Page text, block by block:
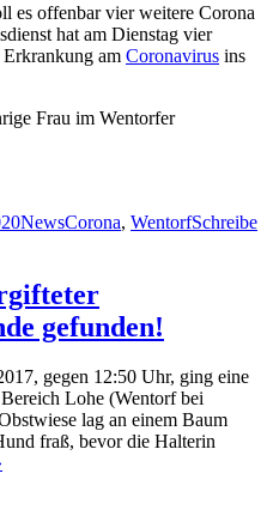
es offenbar vier weitere Corona
hat am Dienstag vier
am Coronavirus ins
Frau im Wentorfer
NewsCorona, WentorfSchreibe
gefunden!
gegen 12:50 Uhr, ging eine
Lohe (Wentorf bei
lag an einem Baum
fraß, bevor die Halterin